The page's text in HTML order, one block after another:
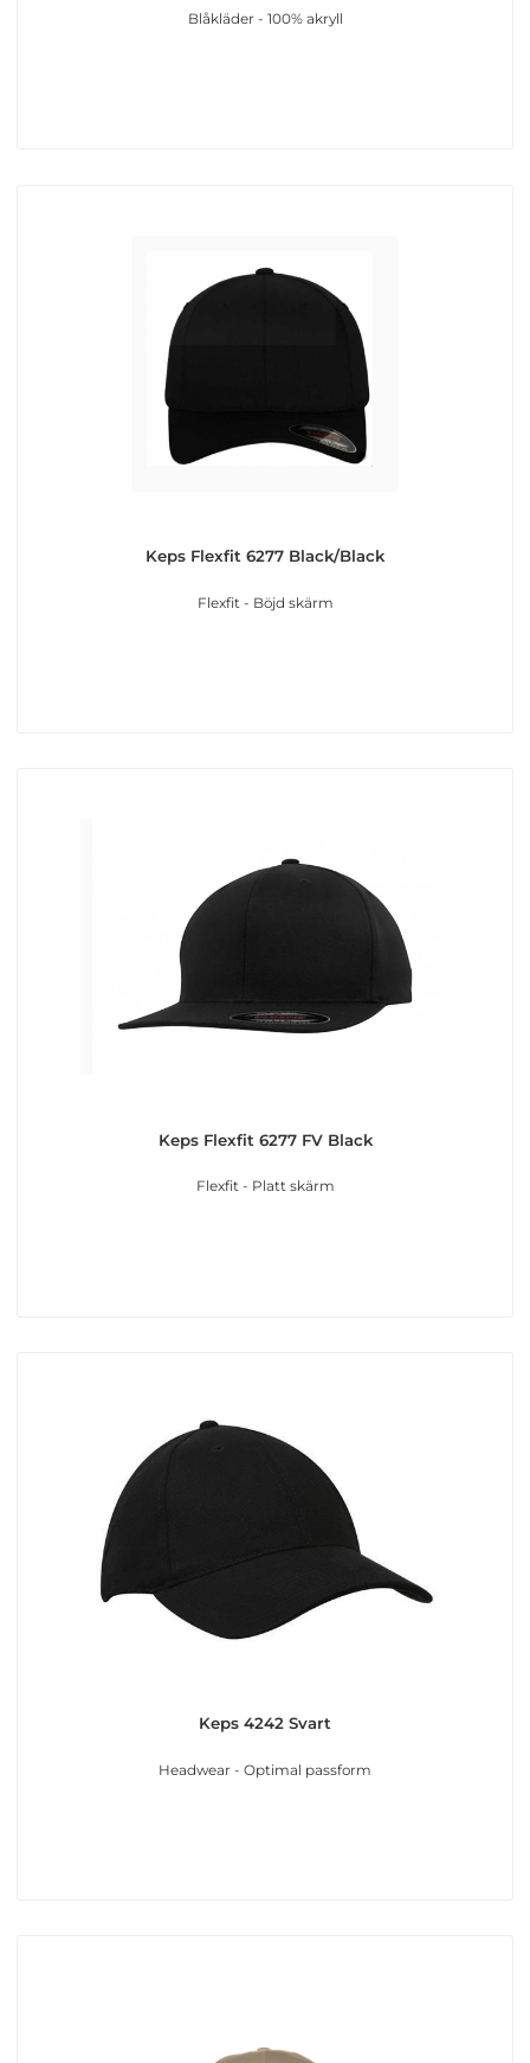
Blåkläder - 100% akryll
Keps Flexfit 6277 Black/Black
Flexfit - Böjd skärm
Keps Flexfit 6277 FV Black
Flexfit - Platt skärm
Keps 4242 Svart
Headwear - Optimal passform